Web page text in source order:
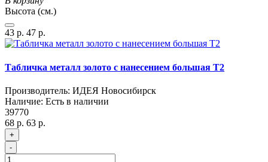
Высота (см.)
43 р. 47 р.
Табличка металл золото с нанесением большая T2
Производитель: ИДЕЯ Новосибирск
Наличие: Есть в наличии
39770
68 р. 63 р.
+
-